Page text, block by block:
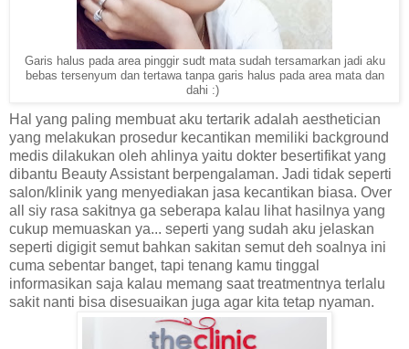
Garis halus pada area pinggir sudt mata sudah tersamarkan jadi aku
bebas tersenyum dan tertawa tanpa garis halus pada area mata dan
dahi :)
Hal yang paling membuat aku tertarik adalah aesthetician
yang melakukan prosedur kecantikan memiliki background
medis dilakukan oleh ahlinya yaitu dokter besertifikat yang
dibantu Beauty Assistant berpengalaman. Jadi tidak seperti
salon/klinik yang menyediakan jasa kecantikan biasa. Over
all siy rasa sakitnya ga seberapa kalau lihat hasilnya yang
cukup memuaskan ya... seperti yang sudah aku jelaskan
seperti digigit semut bahkan sakitan semut deh soalnya ini
cuma sebentar banget, tapi tenang kamu tinggal
informasikan saja kalau memang saat treatmentnya terlalu
sakit nanti bisa disesuaikan juga agar kita tetap nyaman.